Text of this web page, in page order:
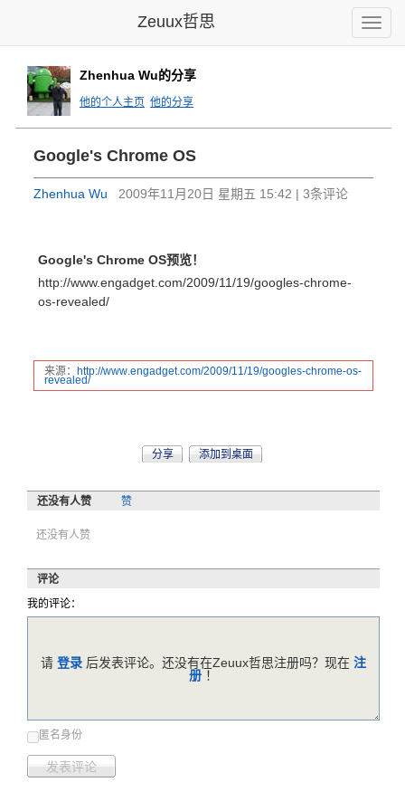
Toggle
Zeuux哲思
Zhenhua Wu的分享
他的个人主页 他的分享
Google's Chrome OS
Zhenhua Wu 2009年11月20日 星期五 15:42 | 3条评论
Google's Chrome OS预览！
http://www.engadget.com/2009/11/19/googles-chrome-
os-revealed/
来源： http://www.engadget.com/2009/11/19/googl es-chrome-os-
revealed/
分享 添加到桌面
还没有人赞 赞
还没有人赞
评论
我的评论：
匿名身份
发表评论
请 登录 后发表评论。还没有在Zeuux哲思注册吗？现在 注
册 ！